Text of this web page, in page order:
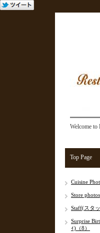
Welcome to
Top Page
Cuisine
Store
Staff(スタ
Surprise
ｨ)（8）